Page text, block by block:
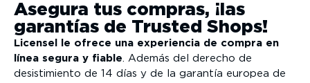
Asegura tus compras, ¡las
garantías de Trusted Shops!
Licensel le ofrece una experiencia de compra en
línea segura y fiable. Además del derecho de
desistimiento de 14 días y de la garantía europea de